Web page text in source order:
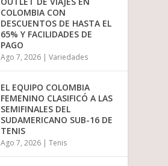
COLOMBIA CON
DESCUENTOS DE HASTA EL
65% Y FACILIDADES DE
PAGO
Ago 7, 2026 |Variedades
EL EQUIPO COLOMBIA
FEMENINO CLASIFICÓ A LAS
SEMIFINALES DEL
SUDAMERICANO SUB-16 DE
TENIS
Ago 7, 2026 |Tenis